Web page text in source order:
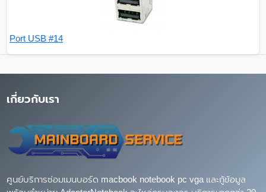
Port USB #14
เกี่ยวกับเรา
ศูนย์บริการซ่อมเมนบอร์ด macbook notebook pc vga และกู้ข้อมูล